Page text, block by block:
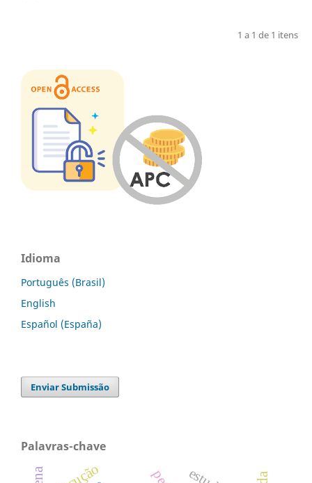
1 a 1 de 1 itens
Idioma
Português (Brasil)
English
Español (España)
Enviar Submissão
Palavras-chave